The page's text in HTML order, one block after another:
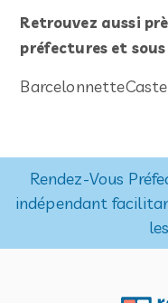
Retrouvez aussi
préfectures et
Barcelonnette
Rendez-Vous
indépendant